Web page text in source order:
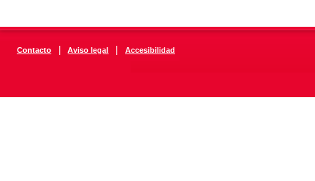
Contacto | Aviso legal | Accesibilidad